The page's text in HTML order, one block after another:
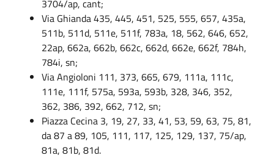
3704/ap, cant;
Via Ghianda 435, 445, 451, 525, 555, 657, 435a,
511b, 511d, 511e, 511f, 783a, 18, 562, 646, 652,
22ap, 662a, 662b, 662c, 662d, 662e, 662f, 784h,
784i, sn;
Via Angioloni 111, 373, 665, 679, 111a, 111c,
111e, 111f, 575a, 593a, 593b, 328, 346, 352,
362, 386, 392, 662, 712, sn;
Piazza Cecina 3, 19, 27, 33, 41, 53, 59, 63, 75, 81,
da 87 a 89, 105, 111, 117, 125, 129, 137, 75/ap,
81a, 81b, 81d.